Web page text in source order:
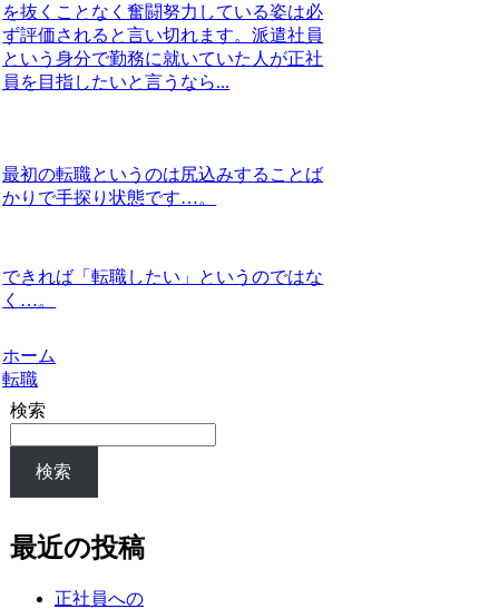
を抜くことなく奮闘努力している姿は必
ず評価されると言い切れます。派遣社員
という身分で勤務に就いていた人が正社
員を目指したいと言うなら...
最初の転職というのは尻込みすることば
かりで手探り状態です…。
できれば「転職したい」というのではな
く…。
ホーム
転職
検索
検索
最近の投稿
正社員への